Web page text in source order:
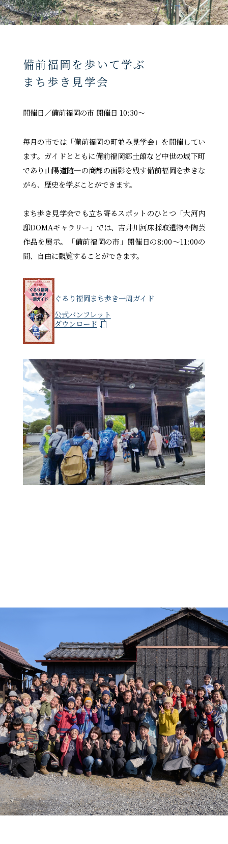
備前福岡を歩いて学ぶ
まち歩き見学会
開催日／備前福岡の市 開催日 10:30～
毎月の市では「備前福岡の町並み見学会」を開催してい
ます。ガイドとともに備前福岡郷土館など中世の城下町
であり山陽道随一の商都の面影を残す備前福岡を歩きな
がら、歴史を学ぶことができます。
まち歩き見学会でも立ち寄るスポットのひとつ「大河内
邸DOMAギャラリー」では、吉井川河床採取遺物や陶芸
作品を展示。「備前福岡の市」開催日の8:00～11:00の
間、自由に観覧することができます。
ぐるり福岡まち歩き一周ガイド
公式パンフレット
ダウンロード